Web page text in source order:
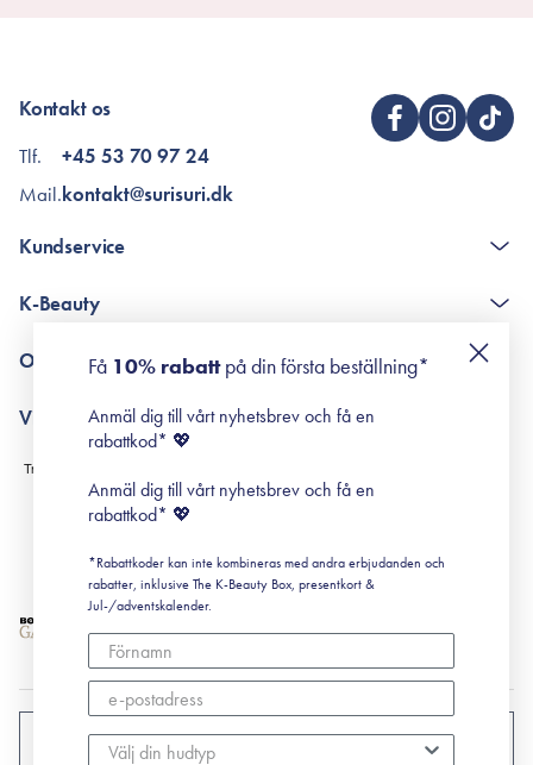
Kontakt os
Tlf.
Mail.
+45 53 70 97 24
kontakt@surisuri.dk
Kundservice
Poängshop - frågor och svar
K-Beauty
Retinol för nybörjare
Om Surisuri
Black Friday
Villkor
Leverans & Retur
Köpvillkor
Prenumerationsvillkor
Cookiepolicy
SVERIGE
Få 10% rabattpå din första beställning*
Anmäl dig till vårt nyhetsbrev och få en
rabattkod* 💖
Anmäl dig till vårt nyhetsbrev och få en
rabattkod* 💖
*Rabattkoder kan inte kombineras med andra erbjudanden och
rabatter, inklusive The K-Beauty Box, presentkort &
Jul-/adventskalender.